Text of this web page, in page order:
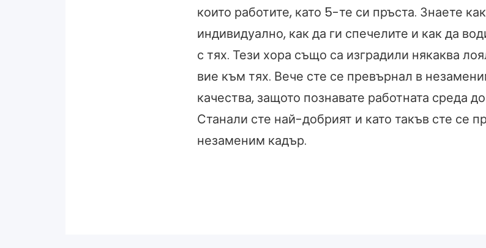
които работите, като 5-те си пръста. Знаете
индивидуално, как да ги спечелите и как да
с тях. Тези хора също са изградили някаква
вие към тях. Вече сте се превърнал в
качества, защото познавате работната среда
Станали сте най-добрият и като такъв сте се
незаменим кадър.